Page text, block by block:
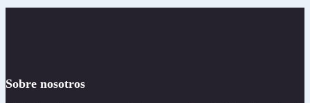
Sobre nosotros